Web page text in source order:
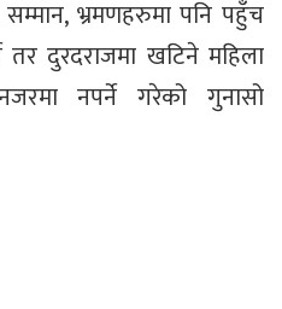
भ्रमणहरुमा पनि पहुँच
तर दुरदराजमा खटिने महिला
नपर्ने गरेको गुनासो